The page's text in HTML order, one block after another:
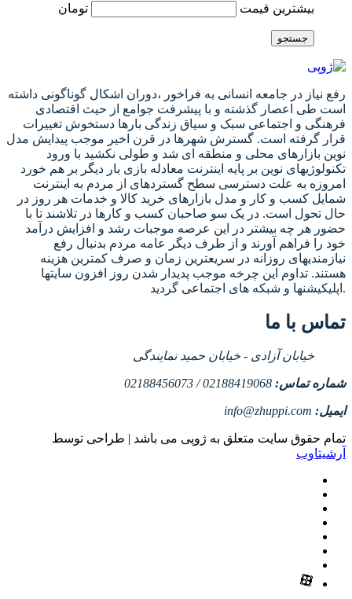
بیشترین قیمت تومان
جستجو
رفع نیاز در جامعه انسانی به فراخور ،دوران اشکال گوناگونی داشته
است طی اعصار گذشته و با پیشرفت جوامع از حیث اقتصادی
فرهنگی و اجتماعی سبک و سیاق زندگی بارها دستخوش تغییرات
قرار گرفته است. گسترش شهرها در قرن اخیر موجب پیدایش مدل
نوین بازارهای محلی و منطقه ای شد و طولی نکشید با ورود
تکنولوژیهای نوین بر پایه اینترنت معادله بازی بار دیگر بر هم خورد
امروزه به علت دسترسی سطح گستردهای از مردم به اینترنت
شمایل کسب و کار و مدل بازارهای خرید کالا و خدمات هر روز در
حال تحول است. در یک سو صاحبان کسب و کارها در تلاشند تا با
حضور هر چه بیشتر در این عرصه موجبات رشد و افزایش درآمد
خود را فراهم آورند و از طرف دیگر عامه مردم بدنبال رفع
نیازمندیهای روزانه در سریعترین زمان و صرف کمترین هزینه
هستند. تداوم این چرخه موجب پدیدار شدن روز افزون سایتها
اپلیکیشنها و شبکه های اجتماعی گردید.
تماس با ما
خیابان آزادی - خیابان حمید نمایندگی
شماره تماس: 02188419068 / 02188456073
ایمیل: info@zhuppi.com
تمام حقوق سایت متعلق به ژوپی می باشد | طراحی توسط
آرشیتاوب